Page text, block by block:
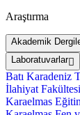
Araştırma
Akademik
Laboratuvarlar
Batı Karadeniz
İlahiyat
Karaelmas